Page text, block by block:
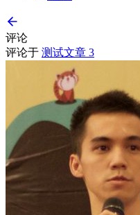
评论
评论于 测试文章 3